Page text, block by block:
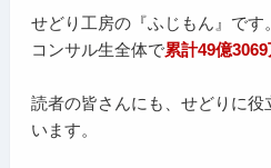
せどり工房の『ふじもん』です。
コンサル生全体で累計49億
読者の皆さんにも、せどりに役
います。